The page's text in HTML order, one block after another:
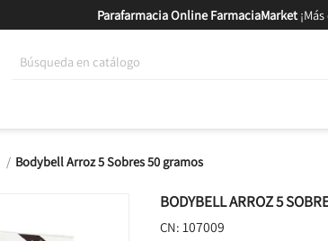
Parafarmacia Online FarmaciaMarket
Bodybell Arroz 5 Sobres 50 gramos
BODYBELL ARROZ 5
CN: 107009